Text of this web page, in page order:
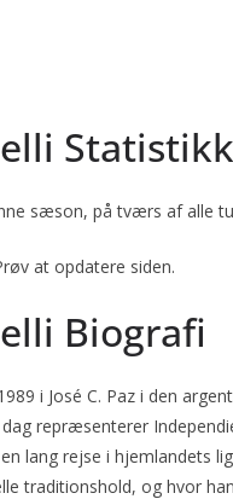
sæson, på tværs af alle
at opdatere siden.
Biografi
i José C. Paz i den
repræsenterer
lang rejse i hjemlandets
traditionshold, og hvor